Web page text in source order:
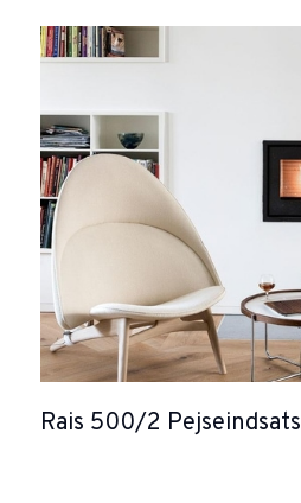
Rais 500/2 Pejseindsats